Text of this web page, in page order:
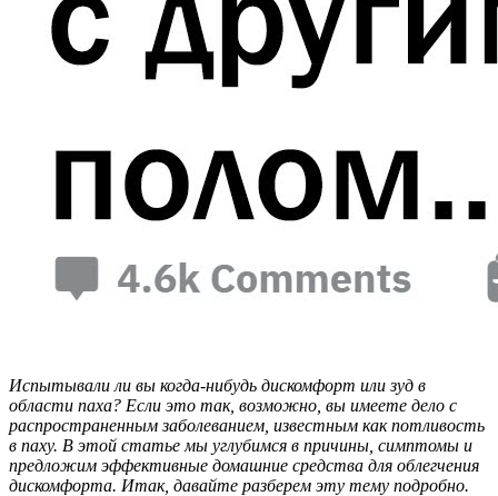
Испытывали ли вы когда-нибудь дискомфорт или зуд в
области паха? Если это так, возможно, вы имеете дело с
распространенным заболеванием, известным как потливость
в паху. В этой статье мы углубимся в причины, симптомы и
предложим эффективные домашние средства для облегчения
дискомфорта. Итак, давайте разберем эту тему подробно.